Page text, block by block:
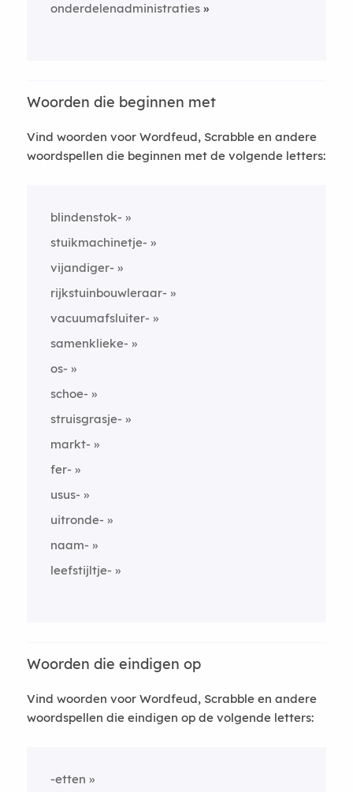
onderdelenadministraties
Woorden die beginnen met
Vind woorden voor Wordfeud, Scrabble en andere
woordspellen die beginnen met de volgende letters:
blindenstok-
stuikmachinetje-
vijandiger-
rijkstuinbouwleraar-
vacuumafsluiter-
samenklieke-
os-
schoe-
struisgrasje-
markt-
fer-
usus-
uitronde-
naam-
leefstijltje-
Woorden die eindigen op
Vind woorden voor Wordfeud, Scrabble en andere
woordspellen die eindigen op de volgende letters:
-etten